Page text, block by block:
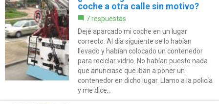
coche a otra calle sin motivo?
7 respuestas
Dejé aparcado mi coche en un lugar
correcto. Al día siguiente se lo habían
llevado y habían colocado un contenedor
para reciclar vidrio. No habían puesto nada
que anunciase que iban a poner un
contenedor en dicho lugar. Llamo a la policía
y me dice...